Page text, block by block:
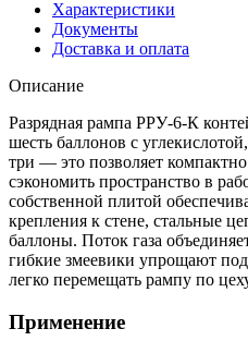
Характеристики
Документы
Доставка и оплата
Описание
Разрядная рампа РРУ-6-К
шесть баллонов с
три — это позволяет компактно
сэкономить пространство в
собственной плитой
крепления к стене, стальные
баллоны. Поток газа
гибкие змеевики упрощают
легко перемещать рампу по
Применение